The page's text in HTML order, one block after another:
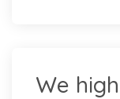
We